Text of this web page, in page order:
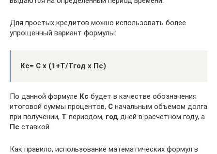
Для простых кредитов можно использовать более
упрощенный вариант формулы:
Кс= С х (1+Т/Тгод х Пс)
По данной формуле Кс будет в качестве обозначения
итоговой суммы процентов, С начальным объемом долга
при получении, Т периодом, год дней в расчетном году, а
Пс ставкой.
Как правило, использование математических формул в